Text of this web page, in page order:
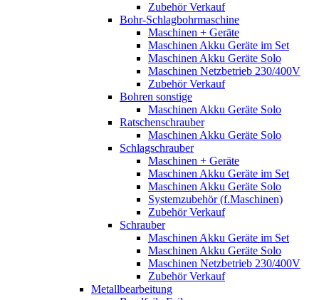
Zubehör Verkauf
Bohr-Schlagbohrmaschine
Maschinen + Geräte
Maschinen Akku Geräte im Set
Maschinen Akku Geräte Solo
Maschinen Netzbetrieb 230/400V
Zubehör Verkauf
Bohren sonstige
Maschinen Akku Geräte Solo
Ratschenschrauber
Maschinen Akku Geräte Solo
Schlagschrauber
Maschinen + Geräte
Maschinen Akku Geräte im Set
Maschinen Akku Geräte Solo
Systemzubehör (f.Maschinen)
Zubehör Verkauf
Schrauber
Maschinen Akku Geräte im Set
Maschinen Akku Geräte Solo
Maschinen Netzbetrieb 230/400V
Zubehör Verkauf
Metallbearbeitung